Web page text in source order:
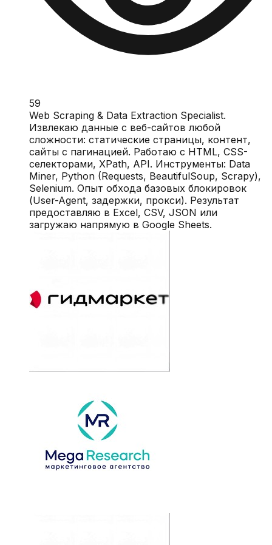
59
Web Scraping & Data Extraction Specialist.
Извлекаю данные с веб-сайтов любой
сложности: статические страницы, контент,
сайты с пагинацией. Работаю с HTML, CSS-
селекторами, XPath, API. Инструменты: Data
Miner, Python (Requests, BeautifulSoup, Scrapy),
Selenium. Опыт обхода базовых блокировок
(User-Agent, задержки, прокси). Результат
предоставляю в Excel, CSV, JSON или
загружаю напрямую в Google Sheets.